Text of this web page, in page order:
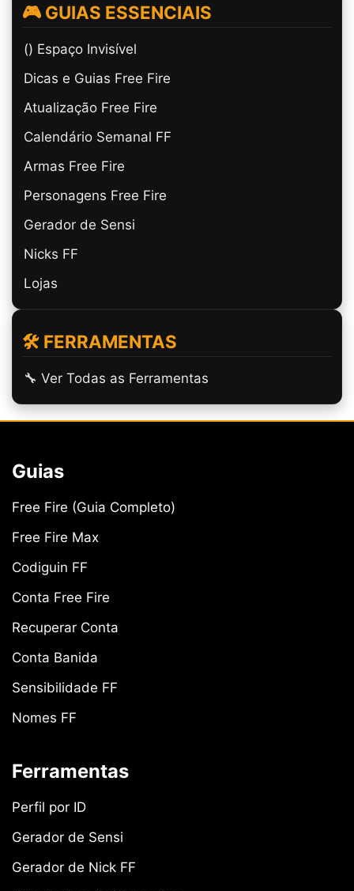
🎮 GUIAS ESSENCIAIS
(ㅤ) Espaço Invisível
Dicas e Guias Free Fire
Atualização Free Fire
Calendário Semanal FF
Armas Free Fire
Personagens Free Fire
Gerador de Sensi
Nicks FF
Lojas
🛠️ FERRAMENTAS
🔧 Ver Todas as Ferramentas
Guias
Free Fire (Guia Completo)
Free Fire Max
Codiguin FF
Conta Free Fire
Recuperar Conta
Conta Banida
Sensibilidade FF
Nomes FF
Ferramentas
Perfil por ID
Gerador de Sensi
Gerador de Nick FF